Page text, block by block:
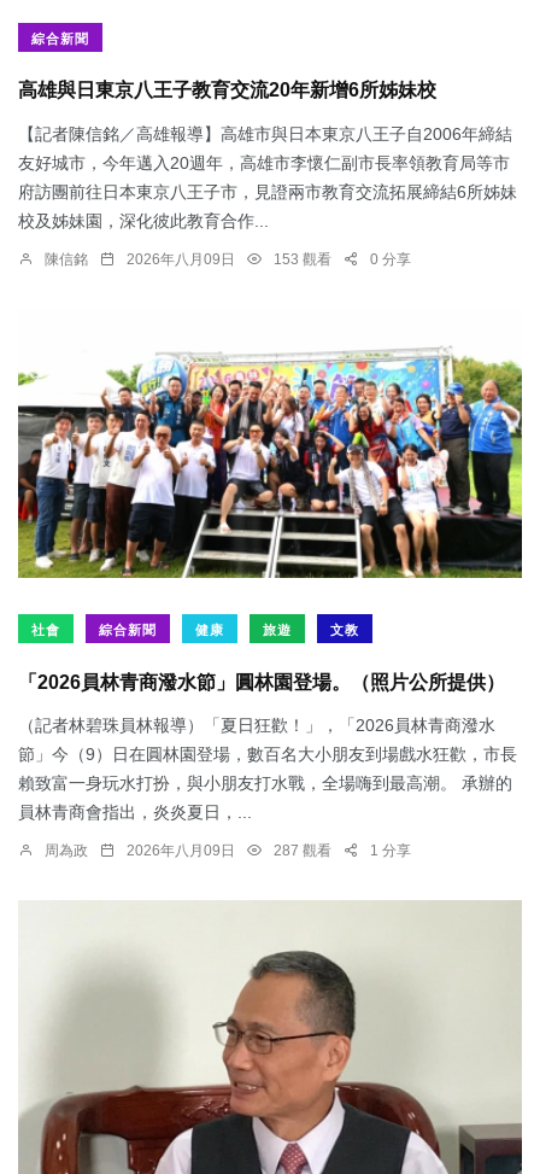
綜合新聞
高雄與日東京八王子教育交流20年新增6所姊妹校
【記者陳信銘／高雄報導】高雄市與日本東京八王子自2006年締結
友好城市，今年邁入20週年，高雄市李懷仁副市長率領教育局等市
府訪團前往日本東京八王子市，見證兩市教育交流拓展締結6所姊妹
校及姊妹園，深化彼此教育合作...
陳信銘 2026年八月09日 153 觀看 0 分享
社會 綜合新聞 健康 旅遊 文教
「2026員林青商潑水節」圓林園登場。（照片公所提供）
（記者林碧珠員林報導）「夏日狂歡！」，「2026員林青商潑水
節」今（9）日在圓林園登場，數百名大小朋友到場戲水狂歡，市長
賴致富一身玩水打扮，與小朋友打水戰，全場嗨到最高潮。 承辦的
員林青商會指出，炎炎夏日，...
周為政 2026年八月09日 287 觀看 1 分享